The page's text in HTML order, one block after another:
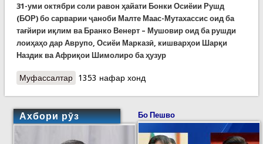
31-уми октябри соли равон ҳайати Бонки Осиёии Рушд
(БОР) бо сарварии ҷаноби Малте Маас-Мутахассис оид ба
тағйири иқлим ва Бранко Венерт – Мушовир оид ба рушди
лоиҳаҳо дар Аврупо, Осиёи Марказӣ, кишварҳои Шарқи
Наздик ва Африқои Шимолиро ба ҳузур
Муфассалтаро Мулоқоти генерал Назарзода бо ҳайати БОР
1353 нафар хонд
Ахбори рӯз Бо Пешво